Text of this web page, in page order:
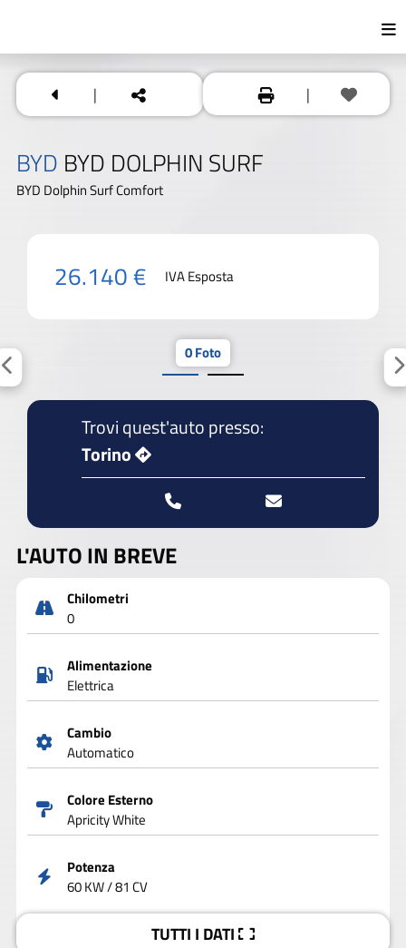
| |
BYD BYD DOLPHIN SURF
BYD Dolphin Surf Comfort
26.140 € IVA Esposta
0 Foto
Trovi quest'auto presso:
Torino
L'AUTO IN BREVE
Chilometri
0
Alimentazione
Elettrica
Cambio
Automatico
Colore Esterno
Apricity White
Potenza
60 KW / 81 CV
TUTTI I DATI